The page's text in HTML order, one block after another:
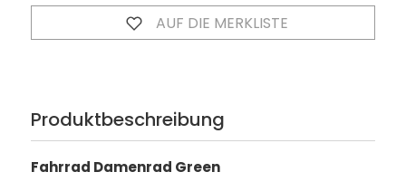
AUF DIE MERKLISTE
Produktbeschreibung
Fahrrad Damenrad Green